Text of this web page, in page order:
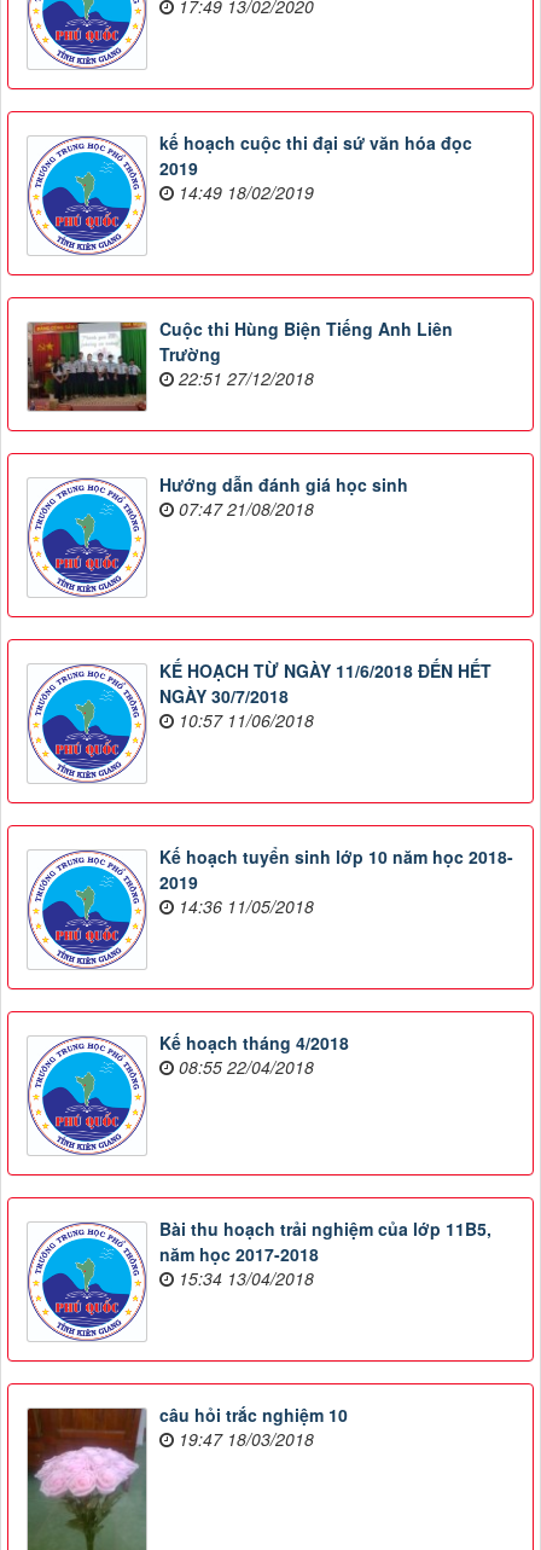
17:49 13/02/2020
kế hoạch cuộc thi đại sứ văn hóa đọc
2019
14:49 18/02/2019
Cuộc thi Hùng Biện Tiếng Anh Liên
Trường
22:51 27/12/2018
Hướng dẫn đánh giá học sinh
07:47 21/08/2018
KẾ HOẠCH TỪ NGÀY 11/6/2018 ĐẾN HẾT
NGÀY 30/7/2018
10:57 11/06/2018
Kế hoạch tuyển sinh lớp 10 năm học 2018-
2019
14:36 11/05/2018
Kế hoạch tháng 4/2018
08:55 22/04/2018
Bài thu hoạch trải nghiệm của lớp 11B5,
năm học 2017-2018
15:34 13/04/2018
câu hỏi trắc nghiệm 10
19:47 18/03/2018